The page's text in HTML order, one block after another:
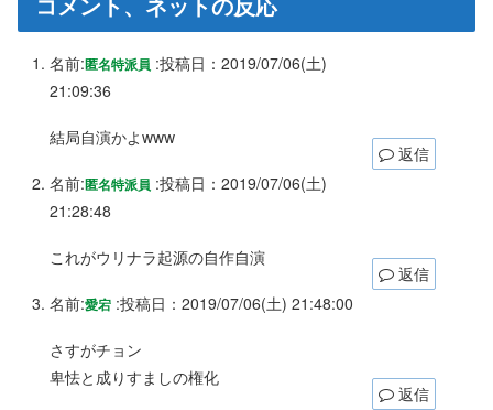
名前:匿名特派員 :投稿日：2019/07/06(土)
21:09:36
結局自演かよwww
返信
名前:匿名特派員 :投稿日：2019/07/06(土)
21:28:48
これがウリナラ起源の自作自演
返信
名前:愛宕:投稿日：2019/07/06(土) 21:48:00
さすがチョン
卑怯と成りすましの権化
返信